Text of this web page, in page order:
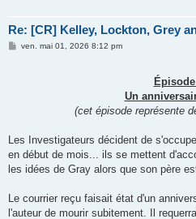
Re: [CR] Kelley, Lockton, Grey
Mven. mai 01, 2026 8:12 pm
Épisode
Un
(cet épisode représente
Les Investigateurs décident de
en début de mois... ils se mettent
les idées de Gray alors que son père
Le courrier reçu faisait état d'un
l'auteur de mourir subitement. Il